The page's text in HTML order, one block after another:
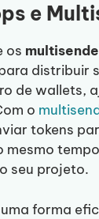
e
os
distribuir
de wallets,
o
tokens
mesmo
seu projeto.
forma